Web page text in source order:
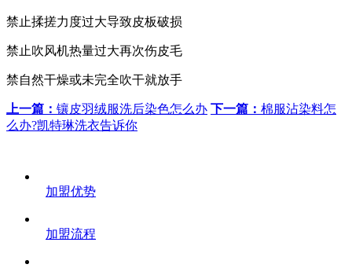
禁止揉搓力度过大导致皮板破损
禁止吹风机热量过大再次伤皮毛
禁自然干燥或未完全吹干就放手
上一篇： 镶皮羽绒服洗后染色怎么办 下一篇： 棉服沾染料怎
么办?凯特琳洗衣告诉你
加盟优势
加盟流程